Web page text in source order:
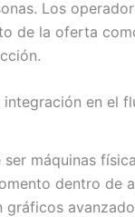
Los
de la oferta
en el
máquinas
dentro de